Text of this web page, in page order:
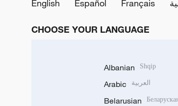
English
Español Français
CHOOSE YOUR LANGUAGE
Albanian Shqip
Arabic العربية
Belarusian